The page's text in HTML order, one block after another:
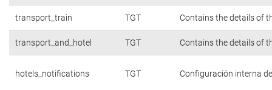
transport_train TGT Contains the details of
transport_and_hotel TGT Contains the details of
hotels_notifications TGT Configuración interna